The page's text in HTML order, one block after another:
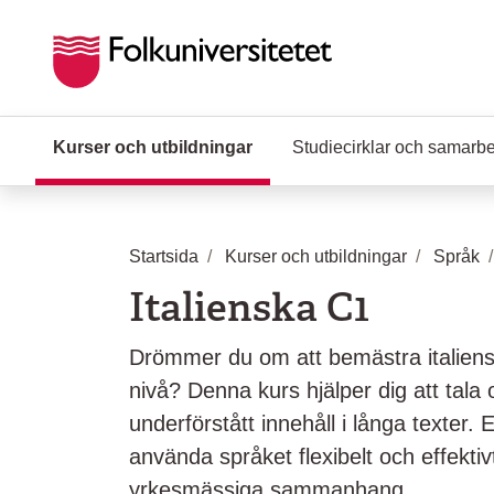
Kurser och utbildningar (Aktuell sida)
Studiecirklar och
Startsida Kurser och utbildningar Språk
Italienska C1
Drömmer du om att bemästra
nivå? Denna kurs hjälper dig att tala
underförstått innehåll i långa texter.
använda språket flexibelt och